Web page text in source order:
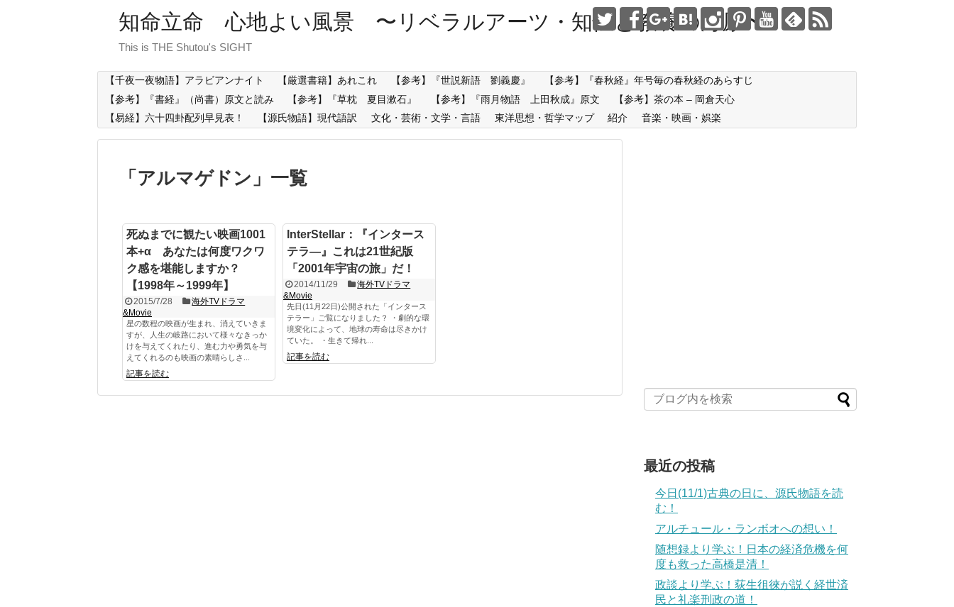
知命立命 心地よい風景 〜リベラルアーツ・知性と教養の海原〜
This is THE Shutou's SIGHT
【千夜一夜物語】アラビアンナイト 【厳選書籍】あれこれ 【参考】『世説新語 劉義慶』
【参考】『春秋経』年号毎の春秋経のあらすじ
【参考】『書経』（尚書）原文と読み
【参考】『草枕 夏目漱石』 【参考】『雨月物語 上田秋成』原文
【参考】茶の本 – 岡倉天心
【易経】六十四卦配列早見表！
【源氏物語】現代語訳 文化・芸術・文学・言語 東洋思想・哲学マップ 紹介 音楽・映画・娯楽
「 アルマゲドン 」 一覧
死ぬまでに観たい映画1001
本+α あなたは何度ワクワ
ク感を堪能しますか？
【1998年～1999年】
2015/7/28
海外TVドラマ
&Movie
星の数程の映画が生まれ、消えていきま
すが、人生の岐路において様々なきっか
けを与えてくれたり、進む力や勇気を与
えてくれるのも映画の素晴らしさ...
記事を読む
InterStellar：『インタース
テラ―』これは21世紀版
「2001年宇宙の旅」だ！
2014/11/29
海外TVドラマ
&Movie
先日(11月22日)公開された「インタース
テラー」ご覧になりました？ ・劇的な環
境変化によって、地球の寿命は尽きかけ
ていた。 ・生きて帰れ...
記事を読む
最近の投稿
今日(11/1)古典の日に、源氏物語を読
む！
アルチュール・ランボオへの想い！
随想録より学ぶ！日本の経済危機を何
度も救った高橋是清！
政談より学ぶ！荻生徂徠が説く経世済
民と礼楽刑政の道！